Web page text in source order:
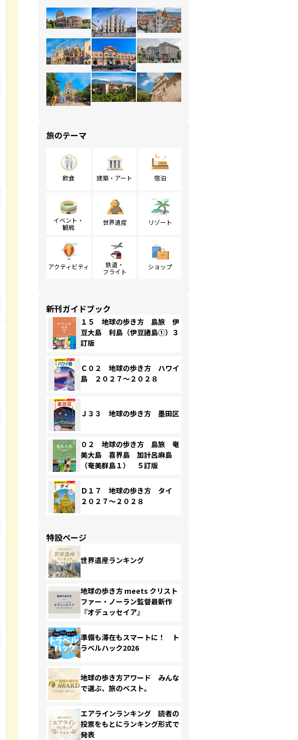
旅のテーマ
飲食 建築・アート 宿泊
イベント・
観戦
世界遺産 リゾート
アクティビティ
鉄道・
フライト
ショップ
新刊ガイドブック
１５ 地球の歩き方 島旅 伊
豆大島 利島（伊豆諸島①）３
訂版
Ｃ０２ 地球の歩き方 ハワイ
島 ２０２７～２０２８
Ｊ３３ 地球の歩き方 墨田区
０２ 地球の歩き方 島旅 奄
美大島 喜界島 加計呂麻島
（奄美群島１） ５訂版
Ｄ１７ 地球の歩き方 タイ
２０２７～２０２８
特設ページ
世界遺産ランキング
地球の歩き方 meets クリスト
ファー・ノーラン監督最新作
『オデュッセイア』
準備も滞在もスマートに！ ト
ラベルハック2026
地球の歩き方アワード みんな
で選ぶ、旅のベスト。
エアラインランキング 読者の
投票をもとにランキング形式で
発表